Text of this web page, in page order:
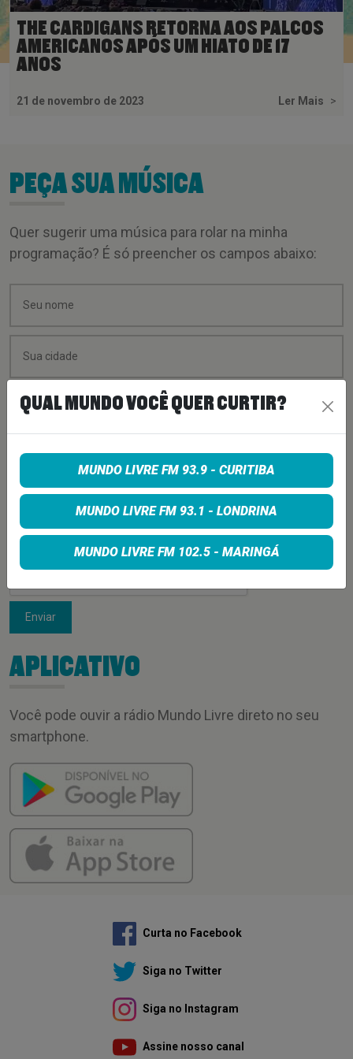
THE CARDIGANS RETORNA AOS PALCOS
AMERICANOS APÓS UM HIATO DE 17
ANOS
21 de novembro de 2023 Ler Mais >
PEÇA SUA MÚSICA
Quer sugerir uma música para rolar na minha
programação? É só preencher os campos abaixo:
Enviar
APLICATIVO
Você pode ouvir a rádio Mundo Livre direto no seu
smartphone.
Curta no Facebook
Siga no Twitter
Siga no Instagram
Assine nosso canal
QUAL MUNDO VOCÊ QUER CURTIR?
MUNDO LIVRE FM 93.9 - CURITIBA
MUNDO LIVRE FM 93.1 - LONDRINA
MUNDO LIVRE FM 102.5 - MARINGÁ